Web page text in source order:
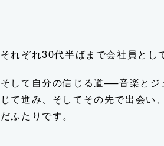
それぞれ30代半ばまで会社員とし
そして自分の信じる道──音楽とジ
じて進み、そしてその先で出会い
だふたりです。